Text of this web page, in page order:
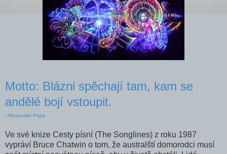
Motto: Blázni spěchají tam, kam se
andělé bojí vstoupit.
- Alexander Pope
Ve své knize Cesty písní (The Songlines) z roku 1987
vypráví Bruce Chatwin o tom, že australští domorod­ci musí